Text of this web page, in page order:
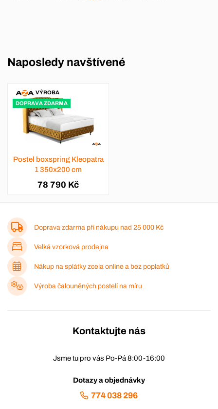
Naposledy navštívené
VÝROBA
DOPRAVA ZDARMA
Postel boxspring Kleopatra
1 350x200 cm
78 790 Kč
Doprava zdarma při nákupu nad 25 000 Kč
Velká vzorková prodejna
Nákup na splátky zcela online a bez poplatků
Výroba čalouněných postelí na míru
Kontaktujte nás
Jsme tu pro vás Po-Pá 8:00-16:00
Dotazy a objednávky
774 038 296